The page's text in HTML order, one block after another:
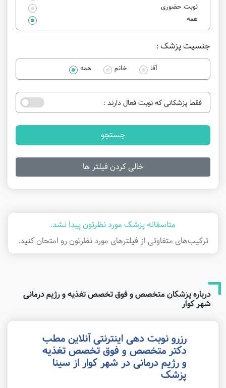
نوبت حضوری
همه
جنسیت پزشک :
آقا خانم همه
فقط پزشکانی که نوبت فعال دارند :
جستجو
خالی کردن فیلتر ها
متاسفانه پزشک مورد نظرتون پیدا نشد.
ترکیب‌های متفاوتی از فیلتر‌های مورد نظرتون رو امتحان کنید.
درباره پزشکان متخصص و فوق تخصص تغذیه و رژیم درمانی
شهر کوار
رزرو نوبت دهی اینترنتی آنلاین مطب
دکتر متخصص و فوق تخصص تغذیه
و رژیم درمانی در شهر کوار از سینا
پزشک